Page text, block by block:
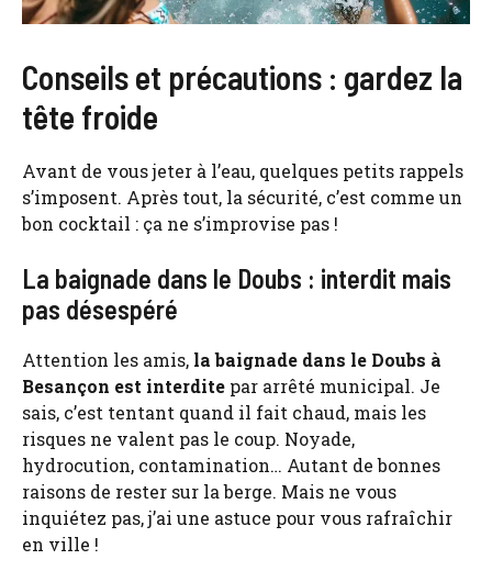
Conseils et précautions : gardez la
tête froide
Avant de vous jeter à l’eau, quelques petits rappels
s’imposent. Après tout, la sécurité, c’est comme un
bon cocktail : ça ne s’improvise pas !
La baignade dans le Doubs : interdit mais
pas désespéré
Attention les amis, la baignade dans le Doubs à
Besançon est interdite par arrêté municipal. Je
sais, c’est tentant quand il fait chaud, mais les
risques ne valent pas le coup. Noyade,
hydrocution, contamination… Autant de bonnes
raisons de rester sur la berge. Mais ne vous
inquiétez pas, j’ai une astuce pour vous rafraîchir
en ville !